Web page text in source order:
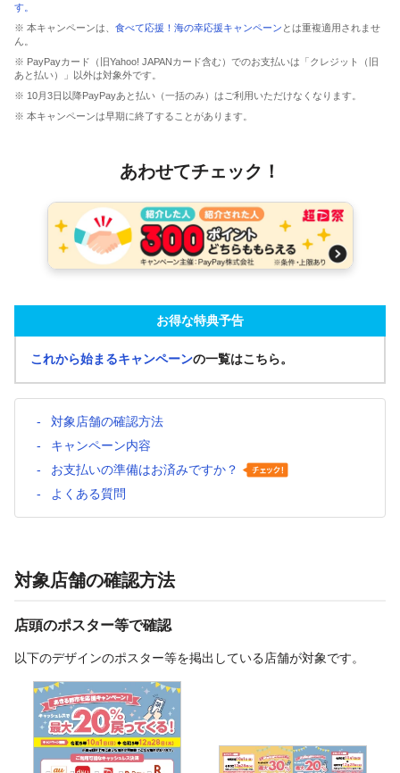
す。
※ 本キャンペーンは、 食べて応援！海の幸応援キャンペーン とは重複適用されませ
ん。
※ PayPayカード（旧Yahoo! JAPANカード含む）でのお支払いは「クレジット（旧
あと払い）」以外は対象外です。
※ 10月3日以降PayPayあと払い（一括のみ）はご利用いただけなくなります。
※ 本キャンペーンは早期に終了することがあります。
あわせてチェック！
お得な特典予告
これから始まるキャンペーンの一覧はこちら。
対象店舗の確認方法
キャンペーン内容
お支払いの準備はお済みですか？
よくある質問
対象店舗の確認方法
店頭のポスター等で確認
以下のデザインのポスター等を掲出している店舗が対象です。